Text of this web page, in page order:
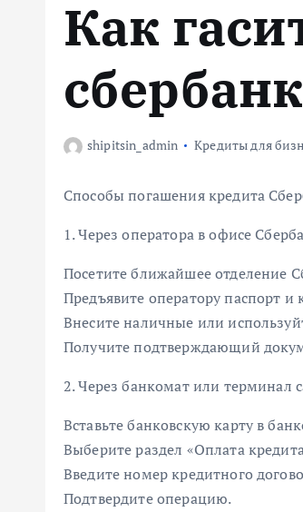
Как
shipitsin_admin Кредиты для
Способы погашения кредита
1. Через оператора в офисе
Посетите ближайшее отделение
Предъявите оператору паспорт и
Внесите наличные или
Получите подтверждающий
2. Через банкомат или терминал
Вставьте банковскую карту в
Выберите раздел «Оплата
Введите номер кредитного
Подтвердите операцию.